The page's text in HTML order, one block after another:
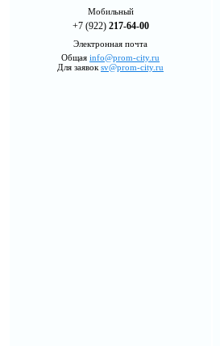
Мобильный
+7 (922) 217-64-00
Электронная почта
Общая info@prom-city.ru
Для заявок sv@prom-city.ru